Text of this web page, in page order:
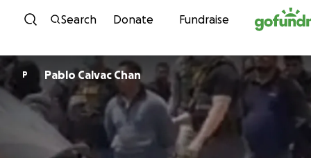
Skip to content
Search Donate Fundraise
P Pablo Calvac Chan